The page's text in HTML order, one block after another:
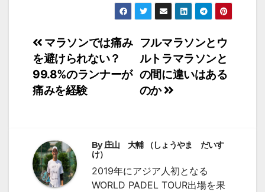
投
稿
ナ
ゲ
ー
シ
フルマラソンとウ
ルトラマラソンと
の間に違いはある
のか
マラソンでは痛み
を避けられない？
99.8%のランナーが
痛みを経験
By庄山 大輔 （しょうやま だいす
け）
2019年にアジア人初となる
WORLD PADEL TOUR出場を果